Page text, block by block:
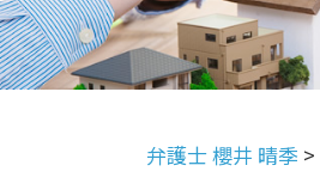
弁護士 櫻井 晴季 >